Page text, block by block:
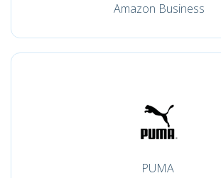
Amazon Business
PUMA